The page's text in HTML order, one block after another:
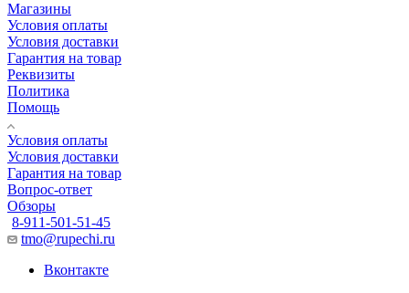
Магазины
Условия оплаты
Условия доставки
Гарантия на товар
Реквизиты
Политика
Помощь
Условия оплаты
Условия доставки
Гарантия на товар
Вопрос-ответ
Обзоры
8-911-501-51-45
tmo@rupechi.ru
Вконтакте